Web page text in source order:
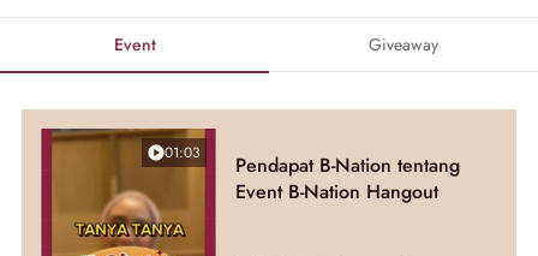
Event Giveaway
01:03
Pendapat B-Nation tentang
Event B-Nation Hangout